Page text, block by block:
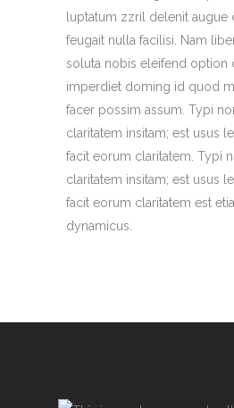
luptatum zzril delenit
feugait nulla facilisi. Nam
soluta nobis eleifend option
imperdiet doming id quod
facer possim assum. Typi
claritatem insitam; est usus
facit eorum claritatem. Typi
claritatem insitam; est usus
facit eorum claritatem est
dynamicus.